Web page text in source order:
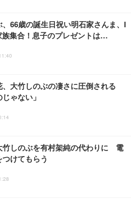
、66歳の誕生日祝い明石家さんま、I
集合！息子のプレゼントは…
大竹しのぶの凄さに圧倒される
じゃない」
竹しのぶを有村架純の代わりに 電
けてもらう